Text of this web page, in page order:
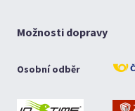
Možnosti dopravy
Osobní odběr